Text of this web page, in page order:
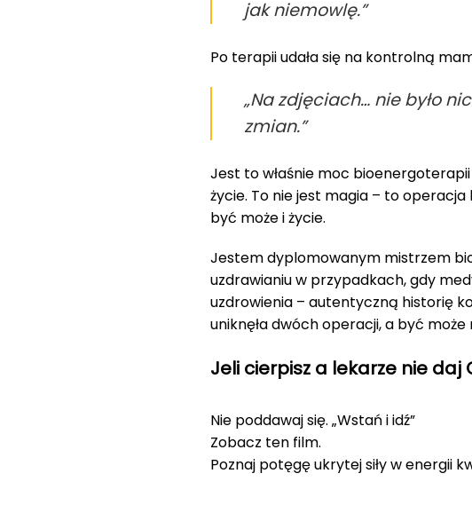
jak niemowlę.”
Po terapii udała się na kontrolną
„Na zdjęciach… nie było
zmian.”
Jest to właśnie moc
życie. To nie jest magia – to
być może i życie.
Jestem dyplomowanym mistrzem
uzdrawianiu w przypadkach, gdy
uzdrowienia – autentyczną historię
uniknęła dwóch operacji, a być
Jeli cierpisz a lekarze nie daj
Nie poddawaj się. „Wstań i idź”
Zobacz ten film.
Poznaj potęgę ukrytej siły w energii